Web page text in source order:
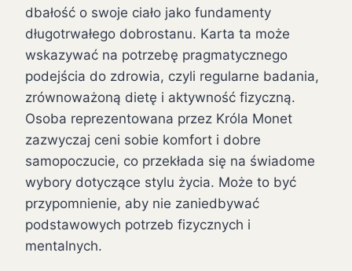
dbałość o swoje ciało jako fundamenty
długotrwałego dobrostanu. Karta ta może
wskazywać na potrzebę pragmatycznego
podejścia do zdrowia, czyli regularne badania,
zrównoważoną dietę i aktywność fizyczną.
Osoba reprezentowana przez Króla Monet
zazwyczaj ceni sobie komfort i dobre
samopoczucie, co przekłada się na świadome
wybory dotyczące stylu życia. Może to być
przypomnienie, aby nie zaniedbywać
podstawowych potrzeb fizycznych i
mentalnych.